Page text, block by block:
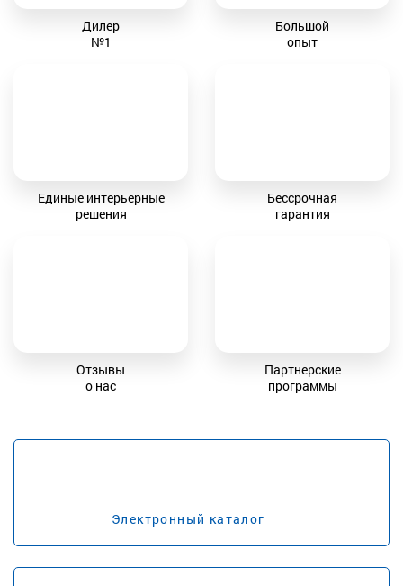
Дилер
№1
Большой
опыт
Единые интерьерные
решения
Бессрочная
гарантия
Отзывы
о нас
Партнерские
программы
Электронный каталог